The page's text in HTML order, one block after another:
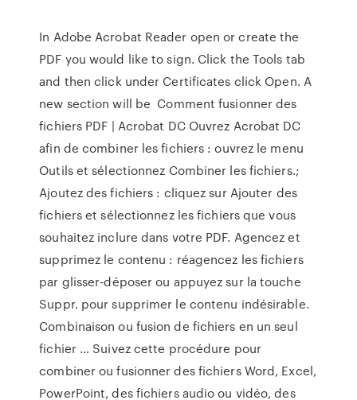
In Adobe Acrobat Reader open or create the
PDF you would like to sign. Click the Tools tab
and then click under Certificates click Open. A
new section will be Comment fusionner des
fichiers PDF | Acrobat DC Ouvrez Acrobat DC
afin de combiner les fichiers : ouvrez le menu
Outils et sélectionnez Combiner les fichiers.;
Ajoutez des fichiers : cliquez sur Ajouter des
fichiers et sélectionnez les fichiers que vous
souhaitez inclure dans votre PDF. Agencez et
supprimez le contenu : réagencez les fichiers
par glisser-déposer ou appuyez sur la touche
Suppr. pour supprimer le contenu indésirable.
Combinaison ou fusion de fichiers en un seul
fichier … Suivez cette procédure pour
combiner ou fusionner des fichiers Word, Excel,
PowerPoint, des fichiers audio ou vidéo, des